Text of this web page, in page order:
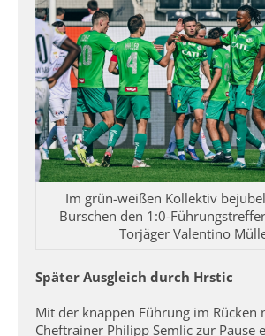
Im grün-weißen Kollektiv
Burschen den 1:0-
Torjäger Valentino
Später Ausgleich durch Hrstic
Mit der knappen Führung im Rücken
Cheftrainer Philipp Semlic zur Pause